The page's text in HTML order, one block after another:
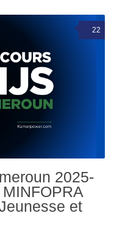
22
2025-
et